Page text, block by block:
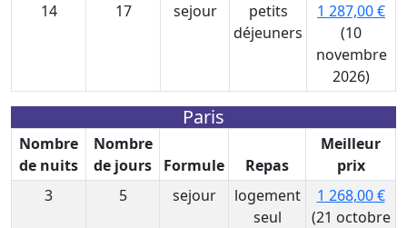
14
17 sejour
petits
déjeuners
1 287,00 €
(10
novembre
2026)
Paris
Nombre
de nuits
Nombre
de jours
Formule Repas
Meilleur
prix
3
5 sejour
logement
seul
1 268,00 €
(21 octobre